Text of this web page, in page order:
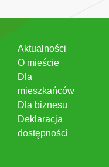
Aktualności
O mieście
Dla
mieszkańców
Dla biznesu
Deklaracja
dostępności